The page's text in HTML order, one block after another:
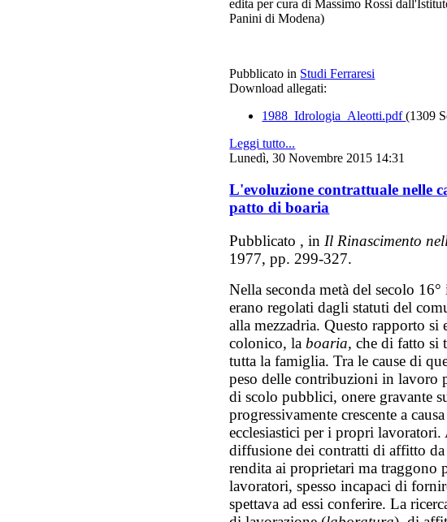
edita per cura di Massimo Rossi
Panini di Modena)
Pubblicato in Studi Ferraresi
Download allegati:
1988_Idrologia_Aleotti.pdf(1309
Leggi tutto...
Lunedì, 30 Novembre 2015 14:31
L'evoluzione contrattuale nelle
patto di boaria
Pubblicato , in Il Rinascimento
1977, pp. 299-327.
Nella seconda metà del secolo
erano regolati dagli statuti del
alla mezzadria. Questo rapporto
colonico, la boaria,che di fatto si
tutta la famiglia. Tra le cause di
peso delle contribuzioni in lavoro
di scolo pubblici, onere gravante
progressivamente crescente a
ecclesiastici per i propri
diffusione dei contratti di affitto
rendita ai proprietari ma
lavoratori, spesso incapaci di
spettava ad essi conferire. La